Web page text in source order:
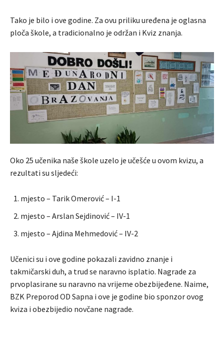
Tako je bilo i ove godine. Za ovu priliku uređena je oglasna
ploča škole, a tradicionalno je održan i Kviz znanja.
Oko 25 učenika naše škole uzelo je učešće u ovom kvizu, a
rezultati su sljedeći:
mjesto – Tarik Omerović – I-1
mjesto – Arslan Sejdinović – IV-1
mjesto – Ajdina Mehmedović – IV-2
Učenici su i ove godine pokazali zavidno znanje i
takmičarski duh, a trud se naravno isplatio. Nagrade za
prvoplasirane su naravno na vrijeme obezbijeđene. Naime,
BZK Preporod OD Sapna i ove je godine bio sponzor ovog
kviza i obezbijedio novčane nagrade.